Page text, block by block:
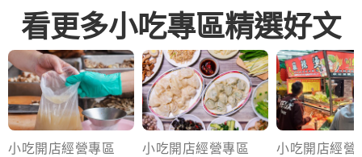
看更多小吃專區精選好文
小吃開店經營專區
小吃開店經營專區
小吃開店經營